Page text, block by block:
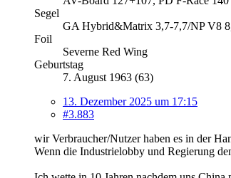
Segel
GA Hybrid&Matrix 3,7-7,7/NP V8
Foil
Severne Red Wing
Geburtstag
7. August 1963 (63)
13. Dezember 2025 um 17:15
#3.883
wir Verbraucher/Nutzer haben es in der
Wenn die Industrielobby und Regierung